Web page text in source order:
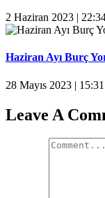
2 Haziran 2023 |
Haziran Ayı Burç
28 Mayıs 2023 | 15:31
Leave A